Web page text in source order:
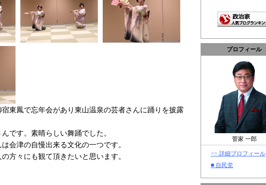
プロフィール
菅家 一郎
>> 詳細プロフィール
■ 自民党
東鳳で忘年会があり東山温泉の芸者さんに踊りを披露
です。素晴らしい舞踊でした。
会津の自慢出来る文化の一つです。
方々にも観て頂きたいと思います。